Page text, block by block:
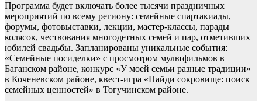
Программа будет включать более тысячи праздничных
мероприятий по всему региону: семейные спартакиады,
форумы, фотовыставки, лекции, мастер-классы, парады
колясок, чествования многодетных семей и пар, отметивших
юбилей свадьбы. Запланированы уникальные события:
«Семейные посиделки» с просмотром мультфильмов в
Баганском районе, конкурс «У моей семьи разные традиции»
в Коченевском районе, квест-игра «Найди сокровище: поиск
семейных ценностей» в Тогучинском районе.